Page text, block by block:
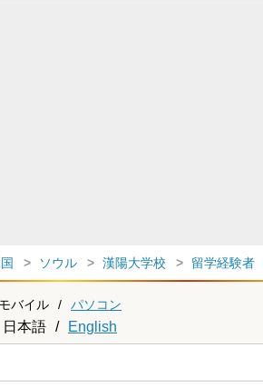
ソウル 漢陽大学校 留学経験者
モバイル / パソコン
日本語 / English